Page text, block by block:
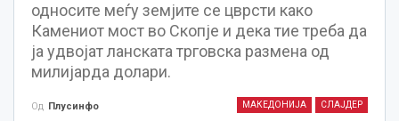
односите меѓу земјите се цврсти како
Камениот мост во Скопје и дека тие треба да
ја удвојат ланската трговска размена од
милијарда долари.
МАКЕДОНИЈА СЛАЈДЕР
Од Плусинфо